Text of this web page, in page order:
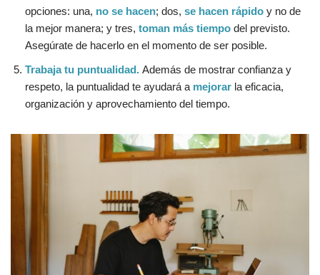
opciones: una, no se hacen; dos, se hacen rápido y no de
la mejor manera; y tres, toman más tiempo del previsto.
Asegúrate de hacerlo en el momento de ser posible.
Trabaja tu puntualidad. Además de mostrar confianza y
respeto, la puntualidad te ayudará a mejorar la eficacia,
organización y aprovechamiento del tiempo.